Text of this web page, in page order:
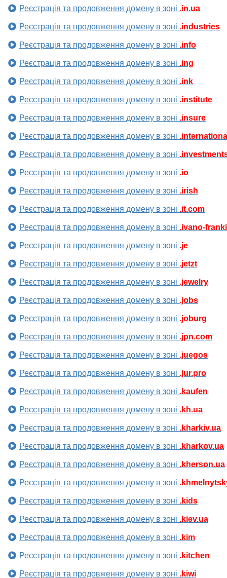
Реєстрація та продовження домену в зоні .in.ua
Реєстрація та продовження домену в зоні .industries
Реєстрація та продовження домену в зоні .info
Реєстрація та продовження домену в зоні .ing
Реєстрація та продовження домену в зоні .ink
Реєстрація та продовження домену в зоні .institute
Реєстрація та продовження домену в зоні .insure
Реєстрація та продовження домену в зоні
Реєстрація та продовження домену в зоні
Реєстрація та продовження домену в зоні .io
Реєстрація та продовження домену в зоні .irish
Реєстрація та продовження домену в зоні .it.com
Реєстрація та продовження домену в зоні .ivano-
Реєстрація та продовження домену в зоні .je
Реєстрація та продовження домену в зоні .jetzt
Реєстрація та продовження домену в зоні .jewelry
Реєстрація та продовження домену в зоні .jobs
Реєстрація та продовження домену в зоні .joburg
Реєстрація та продовження домену в зоні .jpn.com
Реєстрація та продовження домену в зоні .juegos
Реєстрація та продовження домену в зоні .jur.pro
Реєстрація та продовження домену в зоні .kaufen
Реєстрація та продовження домену в зоні .kh.ua
Реєстрація та продовження домену в зоні .kharkiv.ua
Реєстрація та продовження домену в зоні .kharkov.ua
Реєстрація та продовження домену в зоні .kherson.ua
Реєстрація та продовження домену в зоні
Реєстрація та продовження домену в зоні .kids
Реєстрація та продовження домену в зоні .kiev.ua
Реєстрація та продовження домену в зоні .kim
Реєстрація та продовження домену в зоні .kitchen
Реєстрація та продовження домену в зоні .kiwi